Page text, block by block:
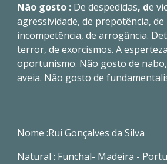
Não gosto : De despedidas, de
agressividade, de prepotência, de
incompetência, de arrogância.
terror, de exorcismos. A
oportunismo. Não gosto de
aveia. Não gosto de
Nome :Rui Gonçalves da Silva
Natural : Funchal- Madeira -